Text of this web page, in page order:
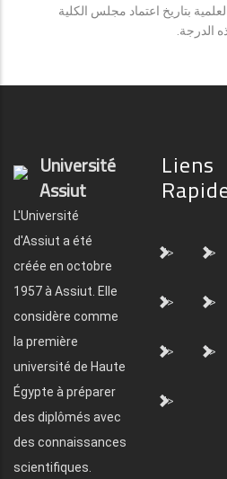
بتاريخ اعتماد مجلس الكلية
الدرجة.
Université
Assiut
L'Université
d'Assiut a été
créée en octobre
1957 à Assiut. Elle
considère comme
la première
université de Haute
Égypte à préparer
des diplômés avec
des connaissances
scientifiques.
Liens
"> ">
"> ">
"> ">
">